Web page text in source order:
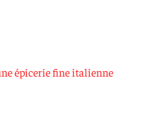
épicerie fine italienne